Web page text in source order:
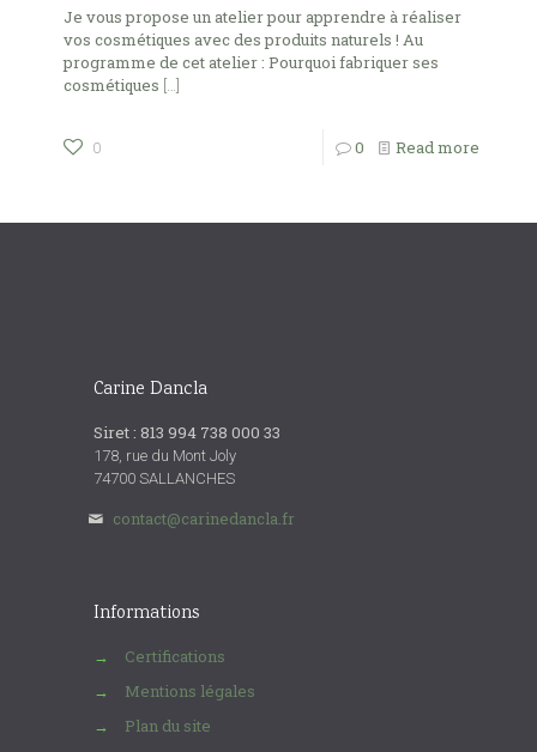
Je vous propose un atelier pour apprendre à réaliser
vos cosmétiques avec des produits naturels ! Au
programme de cet atelier : Pourquoi fabriquer ses
cosmétiques […]
0 0 Read more
Carine Dancla
Siret : 813 994 738 000 33
178, rue du Mont Joly
74700 SALLANCHES
contact@carinedancla.fr
Informations
→ Certifications
→ Mentions légales
→ Plan du site